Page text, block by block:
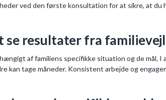
ved den første konsultation for at sikre, at du
se resultater fra
af familiens specifikke situation og de mål, I
kan tage måneder. Konsistent arbejde og